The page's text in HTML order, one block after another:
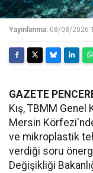
Yayınlanma: 08/08/2026
GAZETE
Kış, TBMM Genel
Mersin
ve mikroplastik
verdiği soru
Değişikliği